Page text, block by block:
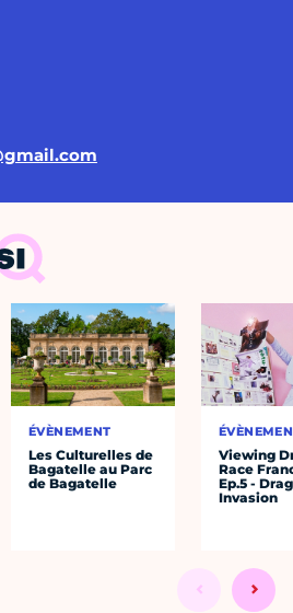
ÉVÈNEMENT
Les Culturelles de
Bagatelle au Parc
de Bagatelle
Viewing
Race
Ep.5 - Drag
Invasion